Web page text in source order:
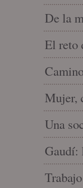
De la
El reto
Mujer,
Una
Gaudí: